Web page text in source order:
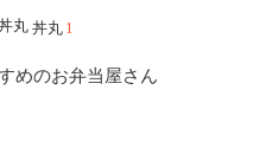
丼丸 1